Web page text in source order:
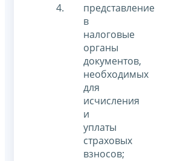
представление
в
налоговые
органы
документов,
необходимых
для
исчисления
и
уплаты
страховых
взносов;